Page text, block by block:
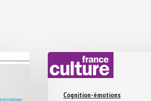
Cognition-émotions